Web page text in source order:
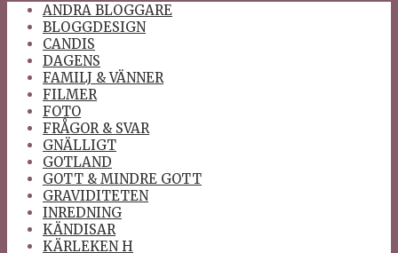
ANDRA BLOGGARE
BLOGGDESIGN
CANDIS
DAGENS
FAMILJ & VÄNNER
FILMER
FOTO
FRÅGOR & SVAR
GNÄLLIGT
GOTLAND
GOTT & MINDRE GOTT
GRAVIDITETEN
INREDNING
KÄNDISAR
KÄRLEKEN H